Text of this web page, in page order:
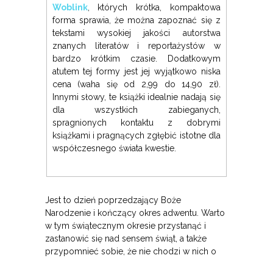
Woblink, których krótka, kompaktowa
forma sprawia, że można zapoznać się z
tekstami wysokiej jakości autorstwa
znanych literatów i reportażystów w
bardzo krótkim czasie. Dodatkowym
atutem tej formy jest jej wyjątkowo niska
cena (waha się od 2,99 do 14,90 zł).
Innymi słowy, te książki idealnie nadają się
dla wszystkich zabieganych,
spragnionych kontaktu z dobrymi
książkami i pragnących zgłębić istotne dla
współczesnego świata kwestie.
Jest to dzień poprzedzający Boże
Narodzenie i kończący okres adwentu. Warto
w tym świątecznym okresie przystanąć i
zastanowić się nad sensem świąt, a także
przypomnieć sobie, że nie chodzi w nich o